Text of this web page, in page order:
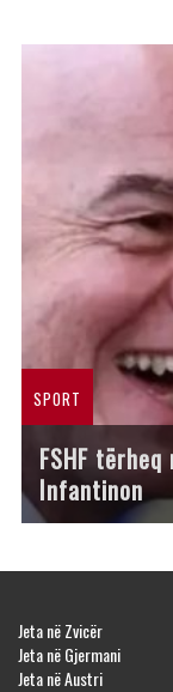
SPORT
FSHF
Infantinon
Jeta në Zvicër
Jeta në Gjermani
Jeta në Austri